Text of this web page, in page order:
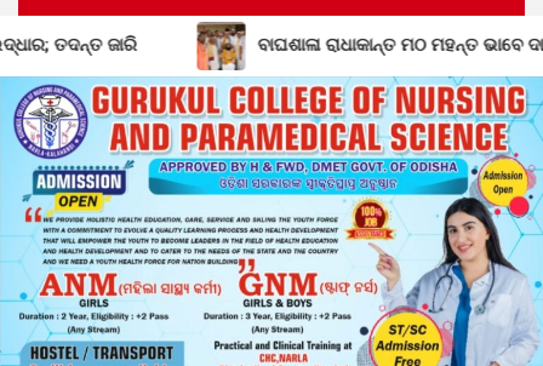
ରାଧାକାନ୍ତ ମଠ ମହନ୍ତ ଭାବେ ଦାୟିତ୍ୱ ନେଲେ ଗୋପାଳ ଦାସଜୀ ମହାରାଜ